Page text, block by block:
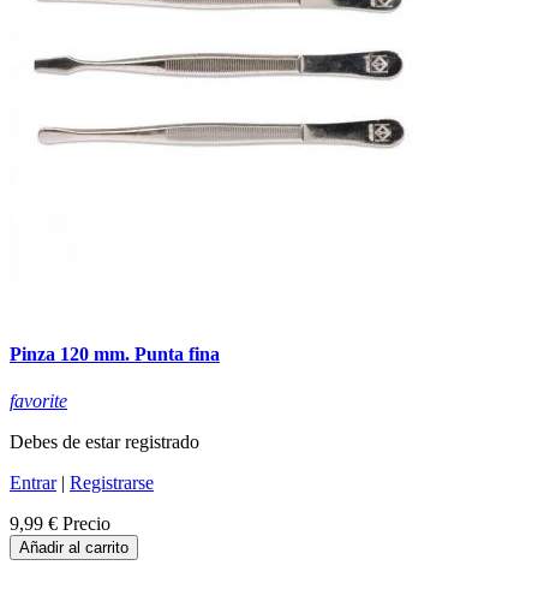
Pinza 120 mm. Punta fina
favorite
Debes de estar registrado
Entrar| Registrarse
9,99 € Precio
Añadir al carrito